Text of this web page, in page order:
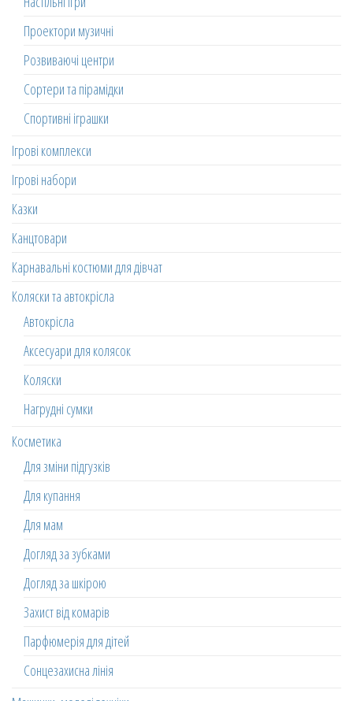
Проектори музичні
Розвиваючі центри
Сортери та пірамідки
Спортивні іграшки
Ігрові комплекси
Ігрові набори
Казки
Канцтовари
Карнавальні костюми для дівчат
Коляски та автокрісла
Автокрісла
Аксесуари для колясок
Коляски
Нагрудні сумки
Косметика
Для зміни підгузків
Для купання
Для мам
Догляд за зубками
Догляд за шкірою
Захист від комарів
Парфюмерія для дітей
Сонцезахисна лінія